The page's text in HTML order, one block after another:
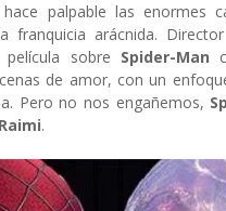
palpable las enormes
franquicia arácnida.
sobre Spider-Man
de amor, con un
Pero no nos engañemos,
Raimi.